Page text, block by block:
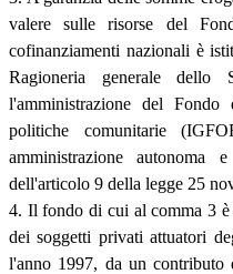
valere sulle risorse del
cofinanziamenti nazionali è
Ragioneria generale dello
l'amministrazione del
politiche comunitarie
amministrazione
dell'articolo 9 della legge 25
4. Il fondo di cui al comma 3
dei soggetti privati attuatori
l'anno 1997, da un